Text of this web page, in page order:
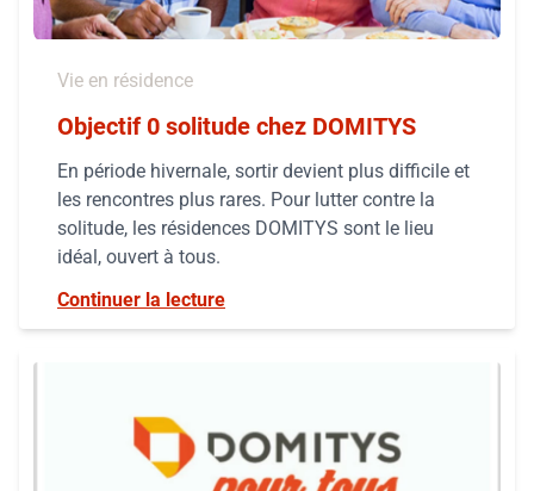
Vie en résidence
Objectif 0 solitude chez DOMITYS
En période hivernale, sortir devient plus difficile et
les rencontres plus rares. Pour lutter contre la
solitude, les résidences DOMITYS sont le lieu
idéal, ouvert à tous.
Continuer la lecture